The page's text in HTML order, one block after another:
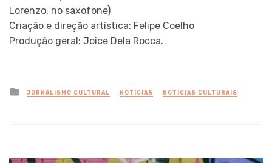
Lorenzo, no saxofone)
Criação e direção artística: Felipe Coelho
Produção geral: Joice Dela Rocca.
Posted
in
JORNALISMO CULTURAL NOTÍCIAS NOTÍCIAS CULTURAIS